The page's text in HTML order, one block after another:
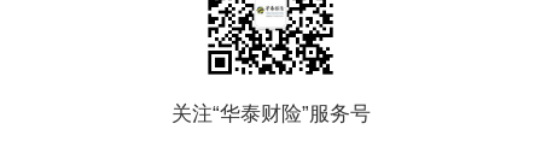
关注“华泰财险”服务号